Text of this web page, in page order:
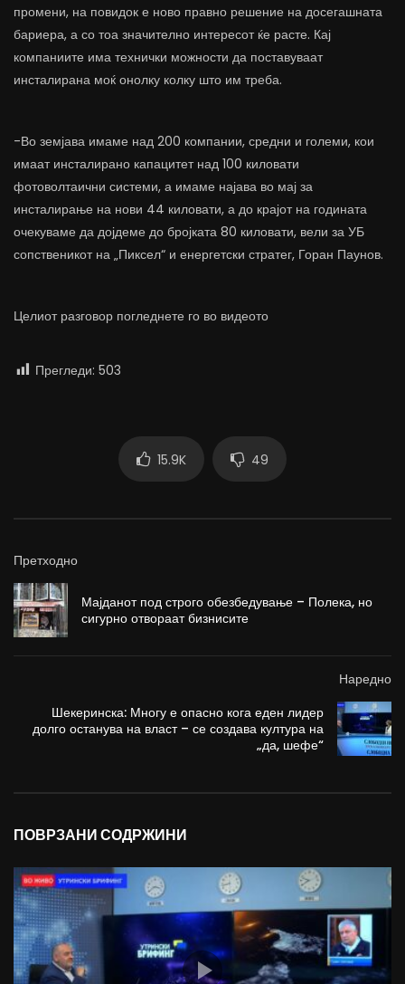
промени, на повидок е ново правно решение на досегашната
бариера, а со тоа значително интересот ќе расте. Кај
компаниите има технички можности да поставуваат
инсталирана моќ онолку колку што им треба.
-Во земјава имаме над 200 компании, средни и големи, кои
имаат инсталирано капацитет над 100 киловати
фотоволтаични системи, а имаме најава во мај за
инсталирање на нови 44 киловати, а до крајот на годината
очекуваме да дојдеме до бројката 80 киловати, вели за УБ
сопственикот на „Пиксел“ и енергетски стратег, Горан Паунов.
Целиот разговор погледнете го во видеото
Прегледи: 503
15.9K 49
Претходно
Мајданот под строго обезбедување – Полека, но
сигурно отвораат бизнисите
Наредно
Шекеринска: Многу е опасно кога еден лидер
долго останува на власт – се создава култура на
„да, шефе“
ПОВРЗАНИ СОДРЖИНИ